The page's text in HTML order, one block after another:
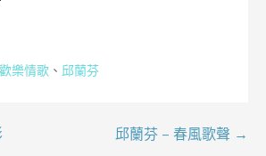
歡樂情歌 、 邱蘭芬
邱蘭芬 – 春風歌聲 →